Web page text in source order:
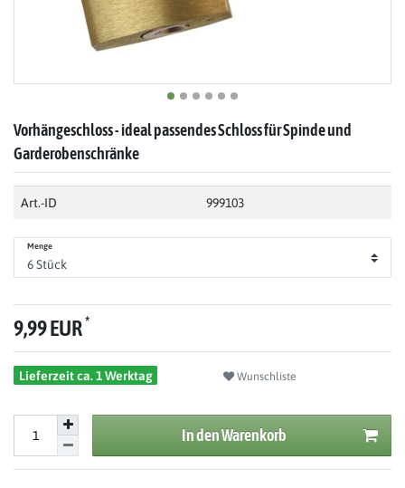
Vorhängeschloss - ideal passendes Schloss für Spinde und
Garderobenschränke
Art.-ID 999103
Menge
9,99 EUR*
Lieferzeit ca. 1 Werktag Wunschliste
In den Warenkorb